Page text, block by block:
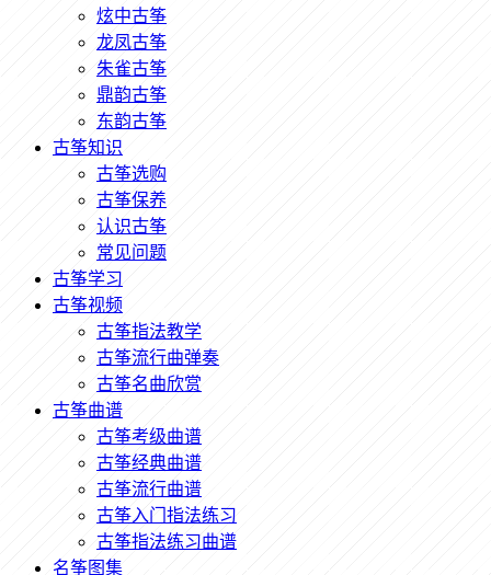
炫中古筝
龙凤古筝
朱雀古筝
鼎韵古筝
东韵古筝
古筝知识
古筝选购
古筝保养
认识古筝
常见问题
古筝学习
古筝视频
古筝指法教学
古筝流行曲弹奏
古筝名曲欣赏
古筝曲谱
古筝考级曲谱
古筝经典曲谱
古筝流行曲谱
古筝入门指法练习
古筝指法练习曲谱
名筝图集